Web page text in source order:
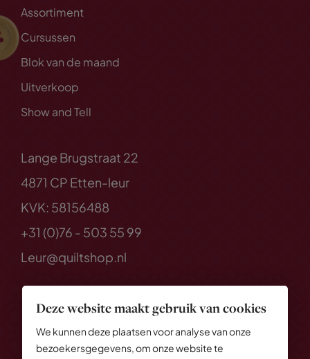
Deze website maakt gebruik van cookies
We kunnen deze plaatsen voor analyse van onze
bezoekersgegevens, om onze website te
Assortiment
Cursussen
Blok van de maand
Uitverkoop
Show and Tell
Lange Brugstraat 22
4871 CP Etten-leur
KVK: 58156488
+31 (0)76 - 503 55 99
Leur@quiltshop.nl